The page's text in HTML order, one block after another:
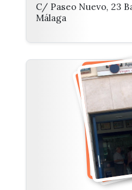
C/ Paseo Nuevo, 23
Málaga